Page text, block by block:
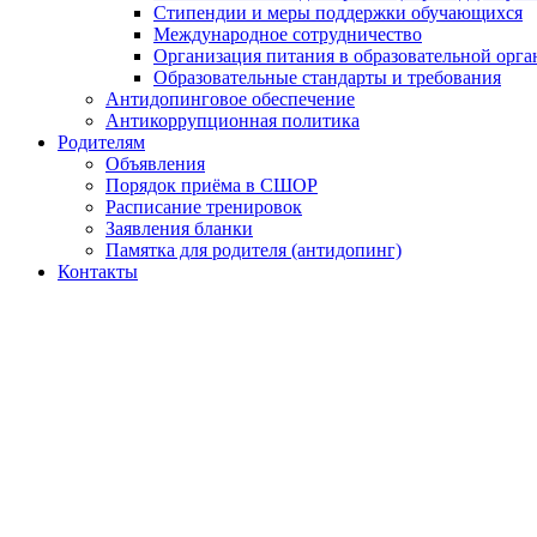
Стипендии и меры поддержки обучающихся
Международное сотрудничество
Организация питания в образовательной
Образовательные стандарты и требования
Антидопинговое обеспечение
Антикоррупционная политика
Родителям
Объявления
Порядок приёма в СШОР
Расписание тренировок
Заявления бланки
Памятка для родителя (антидопинг)
Контакты